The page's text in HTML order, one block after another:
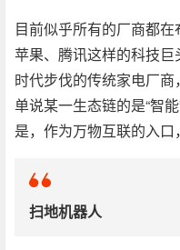
目前似乎所有的厂商都在
苹果、腾讯这样的科技
时代步伐的传统家电厂
单说某一生态链的是“智
是，作为万物互联的入口
扫地机器人